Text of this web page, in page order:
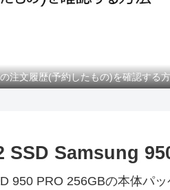
注文履歴(予約したもの)を確認する
SSD Samsung